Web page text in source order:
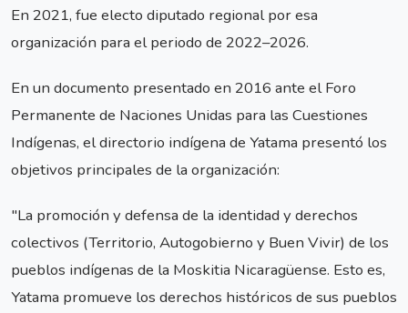
En 2021, fue electo diputado regional por esa
organización para el periodo de 2022–2026.
En un documento presentado en 2016 ante el Foro
Permanente de Naciones Unidas para las Cuestiones
Indígenas, el directorio indígena de Yatama presentó los
objetivos principales de la organización:
"La promoción y defensa de la identidad y derechos
colectivos (Territorio, Autogobierno y Buen Vivir) de los
pueblos indígenas de la Moskitia Nicaragüense. Esto es,
Yatama promueve los derechos históricos de sus pueblos